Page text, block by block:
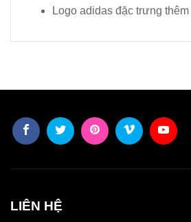
Logo adidas đặc trưng
LIÊN HỆ